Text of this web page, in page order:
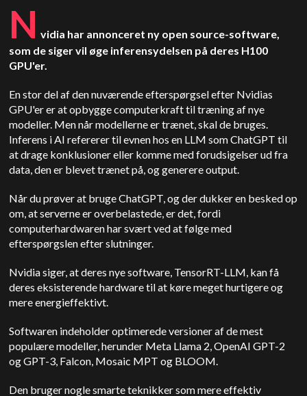
N vidia har annonceret ny open source-software,
som de siger vil øge inferensydelsen på deres H100
GPU'er.
En stor del af den nuværende efterspørgsel efter Nvidias
GPU'er er at opbygge computerkraft til træning af nye
modeller. Men når modellerne er trænet, skal de bruges.
Inferens i AI refererer til evnen hos en LLM som ChatGPT til
at drage konklusioner eller komme med forudsigelser ud fra
data, den er blevet trænet på, og generere output.
Når du prøver at bruge ChatGPT, og der dukker en besked op
om, at serverne er overbelastede, er det, fordi
computerhardwaren har svært ved at følge med
efterspørgslen efter slutninger.
Nvidia siger, at deres nye software, TensorRT-LLM, kan få
deres eksisterende hardware til at køre meget hurtigere og
mere energieffektivt.
Softwaren indeholder optimerede versioner af de mest
populære modeller, herunder Meta Llama 2, OpenAI GPT-2
og GPT-3, Falcon, Mosaic MPT og BLOOM.
Den bruger nogle smarte teknikker som mere effektiv